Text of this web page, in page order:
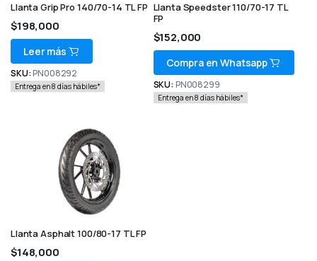
Llanta Grip Pro 140/70-14 TL FP
$198,000
Leer más
SKU: PN008292
Entrega en 8 días hábiles*
Llanta Speedster 110/70-17 TL
FP
$152,000
Compra en Whatsapp
SKU: PN008299
Entrega en 8 días hábiles*
Llanta Asphalt 100/80-17 TL FP
$148,000